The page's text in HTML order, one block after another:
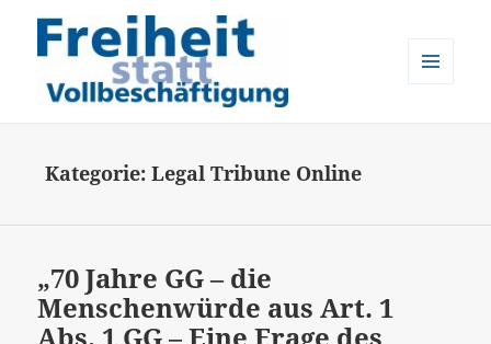
Kategorie:Legal Tribune Online
„70 Jahre GG – die
Menschenwürde aus Art. 1